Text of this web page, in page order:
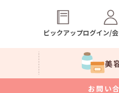
ピックアップログイン/
美
お問い